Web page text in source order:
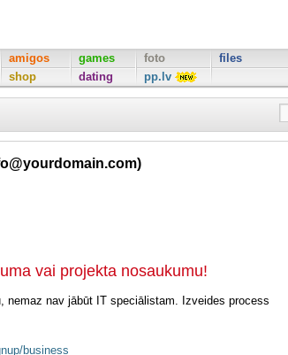
amigos
shop
games
dating
foto
pp.lv
files
vai projekta nosaukumu!
nav jābūt IT speciālistam. Izveides process
business